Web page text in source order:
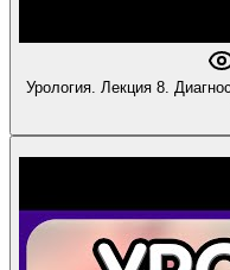
Урология. Лекция 8. Диагностика урологических заболеваний. Лабораторные